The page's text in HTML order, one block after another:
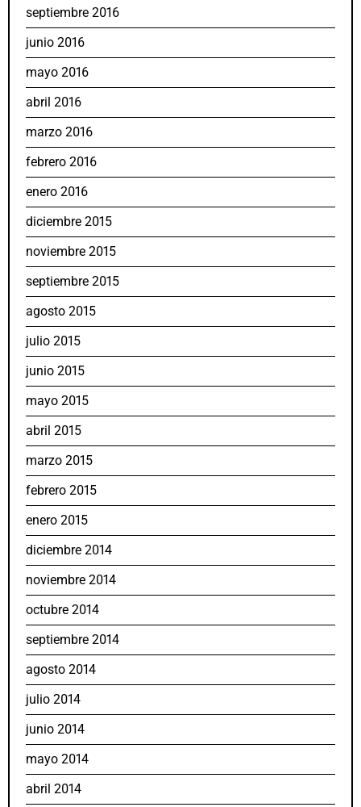
septiembre 2016
junio 2016
mayo 2016
abril 2016
marzo 2016
febrero 2016
enero 2016
diciembre 2015
noviembre 2015
septiembre 2015
agosto 2015
julio 2015
junio 2015
mayo 2015
abril 2015
marzo 2015
febrero 2015
enero 2015
diciembre 2014
noviembre 2014
octubre 2014
septiembre 2014
agosto 2014
julio 2014
junio 2014
mayo 2014
abril 2014